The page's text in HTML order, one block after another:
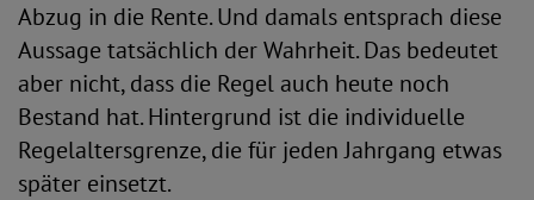
Abzug in die Rente. Und damals entsprach diese
Aussage tatsächlich der Wahrheit. Das bedeutet
aber nicht, dass die Regel auch heute noch
Bestand hat. Hintergrund ist die individuelle
Regelaltersgrenze, die für jeden Jahrgang etwas
später einsetzt.